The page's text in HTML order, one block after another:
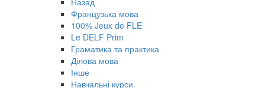
Французька мова
100% Jeux de FLE
Le DELF Prim
Граматика та практика
Ділова мова
Інше
Навчальні курси